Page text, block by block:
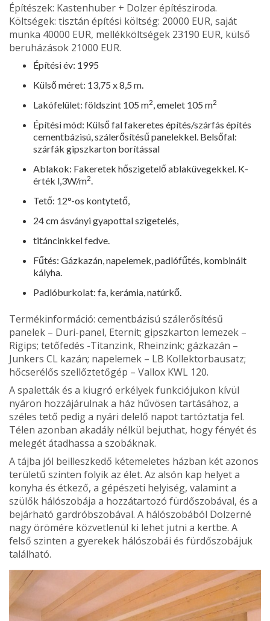
Építészek: Kastenhuber + Dolzer építésziroda.
Költségek: tisztán építési költség: 20000 EUR, saját
munka 40000 EUR, mellékköltségek 23190 EUR, külső
beruházások 21000 EUR.
Építési év: 1995
Külső méret: 13,75 x 8,5 m.
Lakófelület: földszint 105 m2, emelet 105 m2
Építési mód: Külső fal fakeretes építés/szárfás építés
cementbázisú, szálerősítésű panelekkel. Belsőfal:
szárfák gipszkarton borítással
Ablakok: Fakeretek hőszigetelő ablaküvegekkel. K-
érték l,3W/m2.
Tető: 12°-os kontytető,
24 cm ásványi gyapottal szigetelés,
titáncinkkel fedve.
Fűtés: Gázkazán, napelemek, pad­lófűtés, kombinált
kályha.
Padlóburkolat: fa, kerámia, natúrkő.
Termékinformáció: cementbá­zisú szálerősítésű
panelek – Duri-panel, Eternit; gipszkarton leme­zek –
Rigips; tetőfedés -Titanzink, Rheinzink; gázkazán –
Junkers CL kazán; napelemek – LB Kollektorbausatz;
hőcserélős szellőztetőgép – Vallox KWL 120.
A spaletták és a kiugró erkélyek funkciójukon kívül
nyáron hozzájárulnak a ház hűvösen tartásához, a
széles tető pedig a nyári delelő napot tartóztatja fel.
Télen azonban akadály nélkül bejuthat, hogy fényét és
melegét átadhassa a szobáknak.
A tájba jól beilleszkedő kétemeletes házban két azo­nos
területű szinten folyik az élet. Az alsón kap helyet a
konyha és étkező, a gépé­szeti helyiség, valamint a
szülők hálószobája a hozzá­tartozó fürdőszobával, és a
bejárható gardróbszobával. A hálószobából Dolzerné
nagy örömére közvetlenül ki lehet jutni a kertbe. A
felső szinten a gyerekek hálószobái és fürdőszobájuk
található.